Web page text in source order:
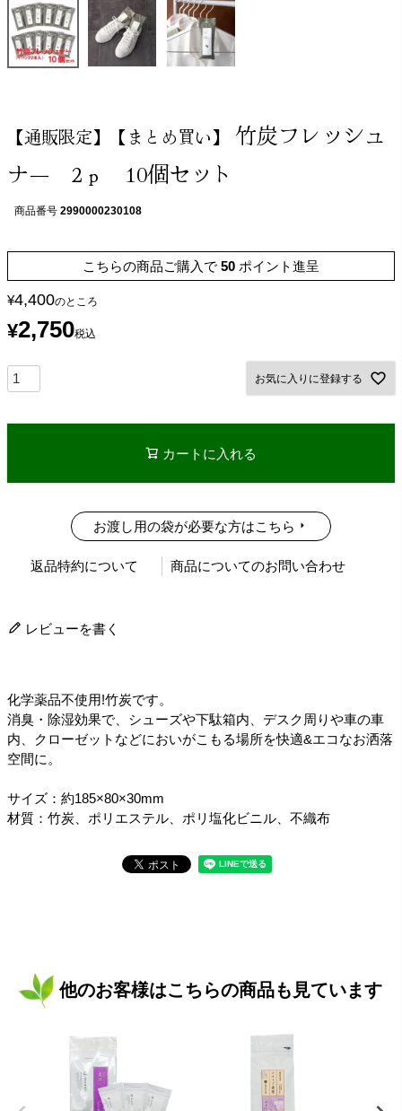
【通販限定】【まとめ買い】
竹炭フレッシュ
ナ― 2ｐ 10個セット
商品番号 2990000230108
こちらの商品ご購入で 50 ポイント進呈
¥4,400のところ
¥2,750税込
お気に入りに登録する
カートに入れる
お渡し用の袋が必要な方はこちら
返品特約について 商品についてのお問い合わせ
レビューを書く
化学薬品不使用!竹炭です。
消臭・除湿効果で、シューズや下駄箱内、デスク周りや車の車
内、クローゼットなどにおいがこもる場所を快適&エコなお洒落
空間に。
サイズ：約185×80×30mm
材質：竹炭、ポリエステル、ポリ塩化ビニル、不織布
他のお客様はこちらの商品も見ています